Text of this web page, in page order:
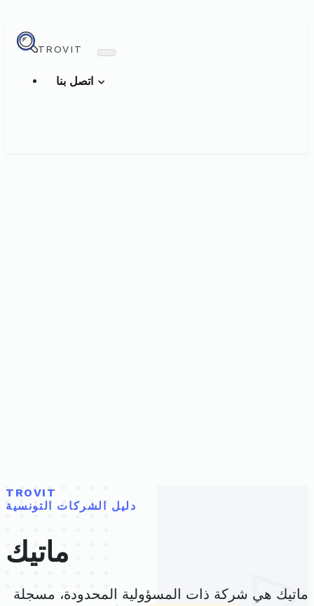
TROVIT
TROVIT
دليل الشركات التونسية
ماتيك
ماتيك هي شركة ذات المسؤولية المحدودة، مسجلة